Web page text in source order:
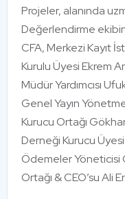
Projeler, alanında
Değerlendirme
CFA, Merkezi Kayıt
Kurulu Üyesi Ekrem
Müdür Yardımcısı
Genel Yayın
Kurucu Ortağı
Derneği Kurucu
Ödemeler Yöneticisi
Ortağı & CEO’su Ali